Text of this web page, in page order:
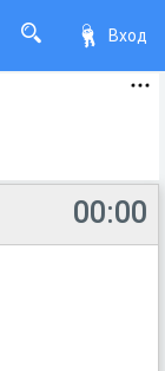
Вход
00:00